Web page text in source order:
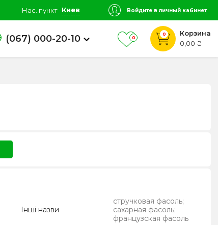
Нас. пункт Киев Войдите в личный кабинет
(067) 000-20-10 0
0
Корзина
0,00 ₴
Інші назви
стручковая фасоль;
сахарная фасоль;
французская фасоль